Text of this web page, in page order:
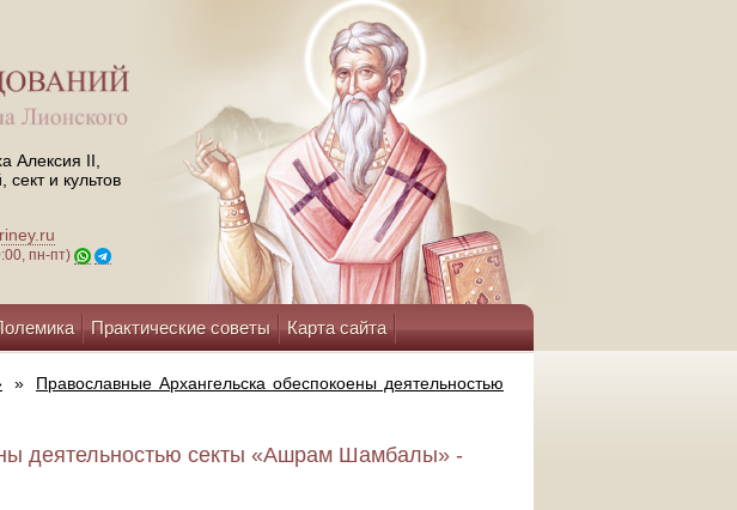
Алексия II,
и культов
пн-пт)
Практические советы Карта сайта
»
Православные Архангельска обеспокоены деятельностью
деятельностью секты «Ашрам Шамбалы» -